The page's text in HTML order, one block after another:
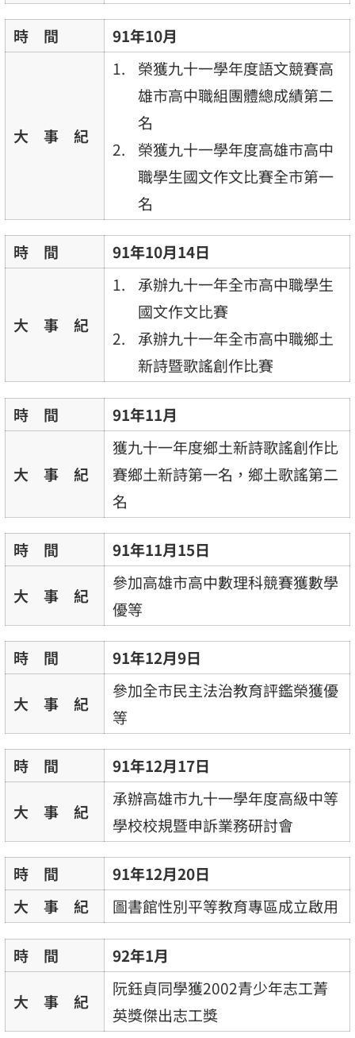
時 間 91年10月
大 事 紀
榮獲九十一學年度語文競賽高
雄市高中職組團體總成績第二
名
榮獲九十一學年度高雄市高中
職學生國文作文比賽全市第一
名
時 間 91年10月14日
大 事 紀
承辦九十一年全市高中職學生
國文作文比賽
承辦九十一年全市高中職鄉土
新詩暨歌謠創作比賽
時 間 91年11月
大 事 紀
獲九十一年度鄉土新詩歌謠創作比
賽鄉土新詩第一名，鄉土歌謠第二
名
時 間 91年11月15日
大 事 紀
參加高雄市高中數理科競賽獲數學
優等
時 間 91年12月9日
大 事 紀
參加全市民主法治教育評鑑榮獲優
等
時 間 91年12月17日
大 事 紀
承辦高雄市九十一學年度高級中等
學校校規暨申訴業務研討會
時 間
91年12月20日
大 事 紀
圖書館性別平等教育專區成立啟用
時 間 92年1月
大 事 紀
阮鈺貞同學獲2002青少年志工菁
英獎傑出志工獎